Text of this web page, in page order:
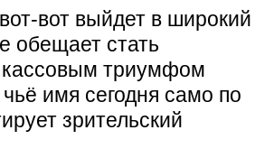
вот выйдет в широкий
обещает стать
триумфом
имя сегодня само по
зрительский